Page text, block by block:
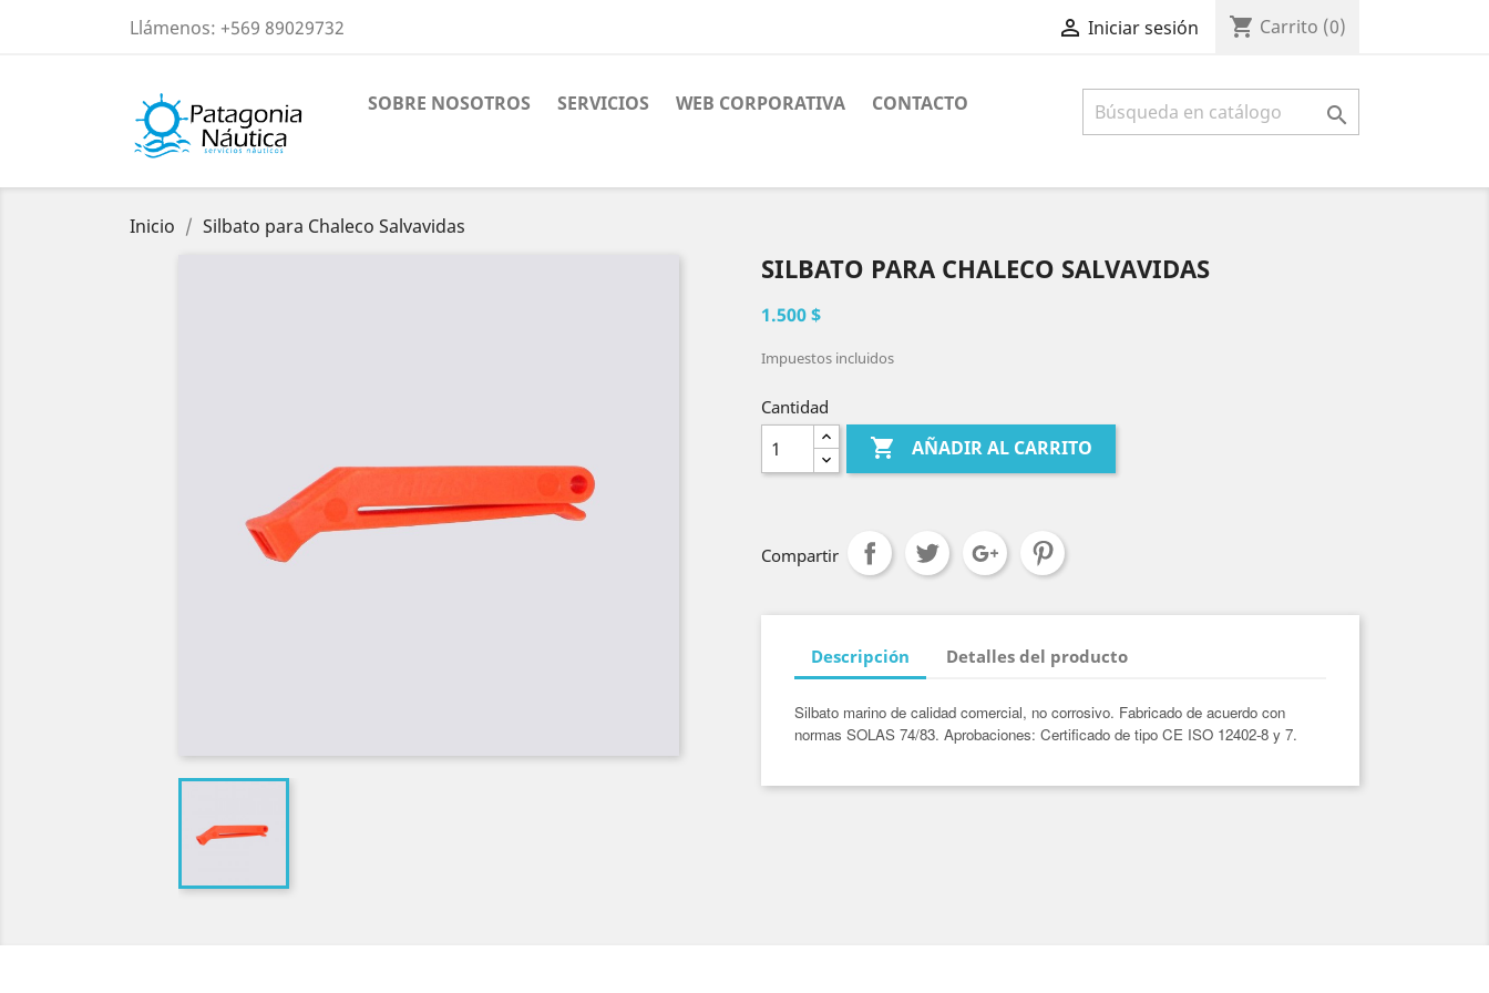
Llámenos: +569 89029732  Iniciar sesión shopping_cart Carrito (0)
SOBRE NOSOTROS SERVICIOS WEB CORPORATIVA CONTACTO 
Inicio Silbato para Chaleco Salvavidas
SILBATO PARA CHALECO SALVAVIDAS
1.500 $
Impuestos incluidos
Cantidad
 AÑADIR AL CARRITO
Compartir
Descripción Detalles del producto
Silbato marino de calidad comercial, no corrosivo. Fabricado de acuerdo con
normas SOLAS 74/83. Aprobaciones: Certificado de tipo CE ISO 12402-8 y 7.